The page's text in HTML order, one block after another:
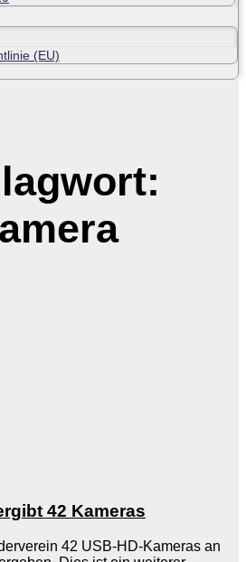
(EU)
42 Kameras
42 USB-HD-Kameras an